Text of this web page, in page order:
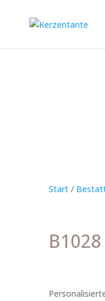
Start/
B1028